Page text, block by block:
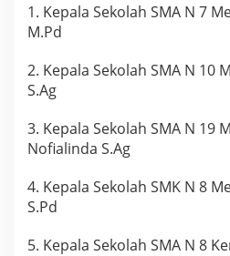
1. Kepala Sekolah SMA N 7
M.Pd
2. Kepala Sekolah SMA N 10
S.Ag
3. Kepala Sekolah SMA N 19
Nofialinda S.Ag
4. Kepala Sekolah SMK N 8
S.Pd
5. Kepala Sekolah SMA N 8